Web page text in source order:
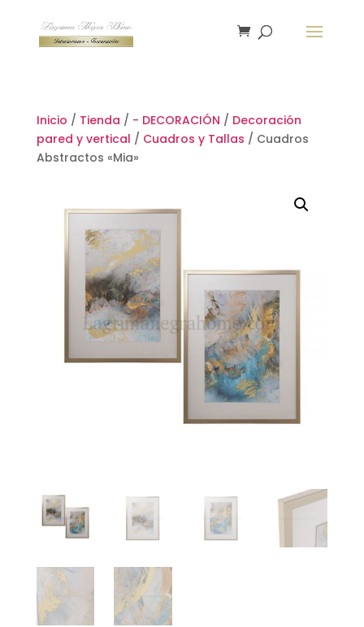
Inicio / Tienda / - DECORACIÓN / Decoración
pared y vertical / Cuadros y Tallas / Cuadros
Abstractos «Mia»